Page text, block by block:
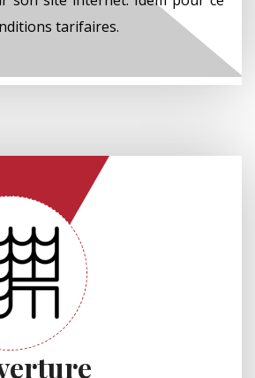
tarifaires.